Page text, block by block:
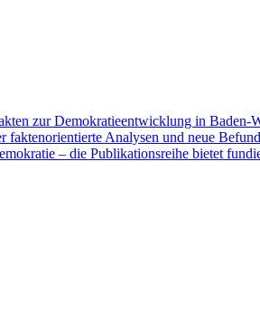
zur Demokratieentwicklung in
faktenorientierte Analysen und neue
– die Publikationsreihe bietet